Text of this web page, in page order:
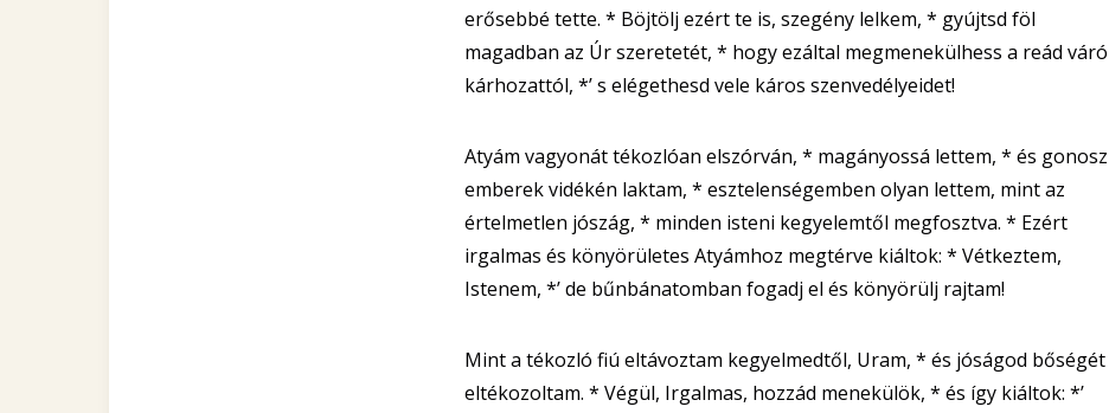
erősebbé tette. * Böjtölj ezért te is, szegény lelkem, * gyújtsd föl
magadban az Úr szeretetét, * hogy ezáltal megmenekülhess a reád váró
kárhozattól, *’ s elégethesd vele káros szenvedélyeidet!
Atyám vagyonát tékozlóan elszórván, * magányossá lettem, * és gonosz
emberek vidékén laktam, * esztelenségemben olyan lettem, mint az
értelmetlen jószág, * minden isteni kegyelemtől megfosztva. * Ezért
irgalmas és könyörületes Atyámhoz megtérve kiáltok: * Vétkeztem,
Istenem, *’ de bűnbánatomban fogadj el és könyörülj rajtam!
Mint a tékozló fiú eltávoztam kegyelmedtől, Uram, * és jóságod bőségét
eltékozoltam. * Végül, Irgalmas, hozzád menekülök, * és így kiáltok: *’